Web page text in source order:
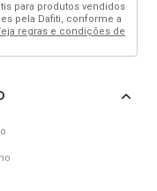
para produtos vendidos
pela Dafiti, conforme a
regras e condições de